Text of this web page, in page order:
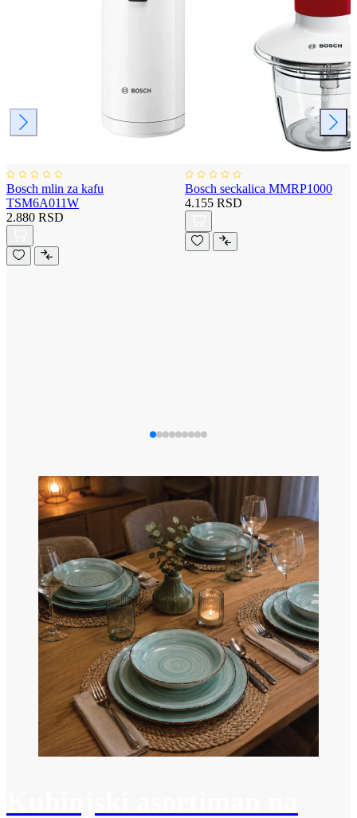
Bosch mlin za kafu
TSM6A011W
2.880 RSD
Bosch seckalica MMRP1000
4.155 RSD